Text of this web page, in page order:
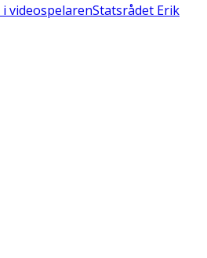
i videospelarenStatsrådet Erik